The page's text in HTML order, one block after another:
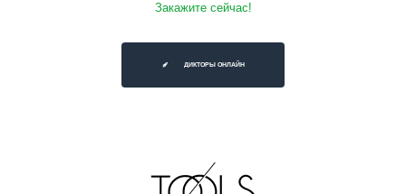
Закажите сейчас!
ДИКТОРЫ ОНЛАЙН